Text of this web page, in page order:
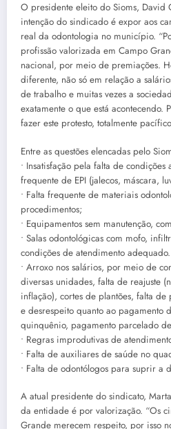
O presidente eleito do Sioms, David
intenção do sindicado é expor aos
real da odontologia no município.
profissão valorizada em Campo
nacional, por meio de premiações.
diferente, não só em relação a
de trabalho e muitas vezes a
exatamente o que está acontecendo.
fazer este protesto, totalmente
Entre as questões elencadas pelo
• Insatisfação pela falta de
frequente de EPI (jalecos, máscara,
• Falta frequente de materiais
procedimentos;
• Equipamentos sem manutenção,
• Salas odontológicas com mofo,
condições de atendimento adequado.
• Arroxo nos salários, por meio de
diversas unidades, falta de reajuste
inflação), cortes de plantões, falta
e desrespeito quanto ao pagamento
quinquênio, pagamento parcelado
• Regras improdutivas de
• Falta de auxiliares de saúde no
• Falta de odontólogos para suprir a
A atual presidente do sindicato,
da entidade é por valorização. “Os
Grande merecem respeito, por isso